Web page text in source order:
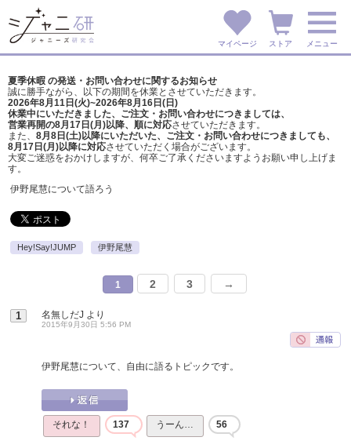
マイページ ストア メニュー
夏季休暇 の発送・お問い合わせに関するお知らせ
誠に勝手ながら、以下の期間を休業とさせていただきます。
2026年8月11日(火)~2026年8月16日(日)
休業中にいただきました、ご注文・お問い合わせにつきましては、
営業再開の8月17日(月)以降、順に対応させていただきます。
また、 8月8日(土)以降にいただいた、ご注文・ お問い合わせにつきましても、
8月17日(月)以降に対応させていただく場合がございます。
大変ご迷惑をおかけしますが、 何卒ご了承くださいますようお願い申し上げま
す。
伊野尾慧について語ろう
Hey!Say!JUMP 伊野尾慧
1 2 3 →
1 名無しだJ より
2015年9月30日 5:56 PM
伊野尾慧について、自由に語るトピックです。
それな！ 137 うーん… 56